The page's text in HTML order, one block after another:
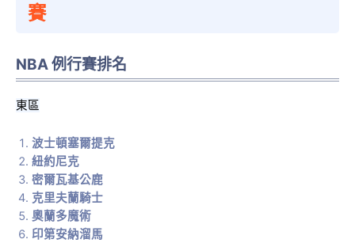
賽
NBA 例行賽排名
東區
波士頓塞爾提克
紐約尼克
密爾瓦基公鹿
克里夫蘭騎士
奧蘭多魔術
印第安納溜馬